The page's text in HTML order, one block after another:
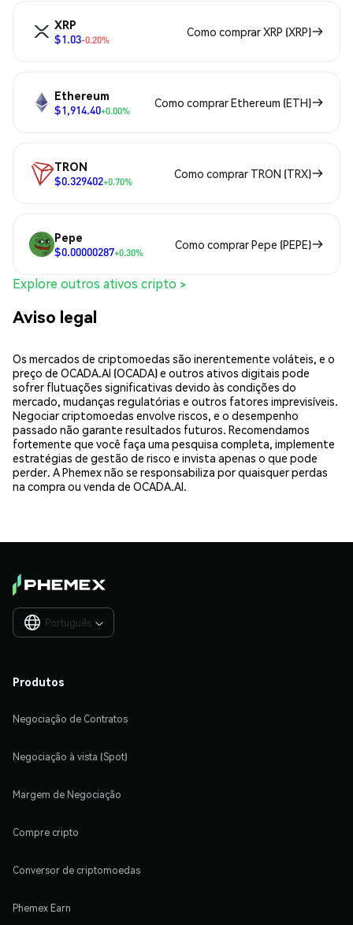
XRP
$1.03-0.20%
Como comprar XRP (XRP)
Ethereum
$1,914.40+0.00%
Como comprar Ethereum (ETH)
TRON
$0.329402+0.70%
Como comprar TRON (TRX)
Pepe
$0.00000287+0.30%
Como comprar Pepe (PEPE)
Explore outros ativos cripto >
Aviso legal
Os mercados de criptomoedas são inerentemente voláteis, e o
preço de OCADA.AI (OCADA) e outros ativos digitais pode
sofrer flutuações significativas devido às condições do
mercado, mudanças regulatórias e outros fatores imprevisíveis.
Negociar criptomoedas envolve riscos, e o desempenho
passado não garante resultados futuros. Recomendamos
fortemente que você faça uma pesquisa completa, implemente
estratégias de gestão de risco e invista apenas o que pode
perder. A Phemex não se responsabiliza por quaisquer perdas
na compra ou venda de OCADA.AI.
Português 
Produtos
Negociação de Contratos
Negociação à vista (Spot)
Margem de Negociação
Compre cripto
Conversor de criptomoedas
Phemex Earn